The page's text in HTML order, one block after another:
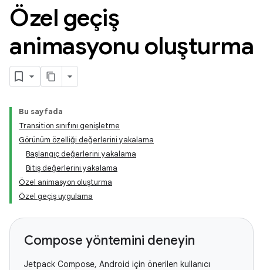
Özel geçiş
animasyonu oluşturma
Bu sayfada
Transition sınıfını genişletme
Görünüm özelliği değerlerini yakalama
Başlangıç değerlerini yakalama
Bitiş değerlerini yakalama
Özel animasyon oluşturma
Özel geçiş uygulama
Compose yöntemini deneyin
Jetpack Compose, Android için önerilen kullanıcı